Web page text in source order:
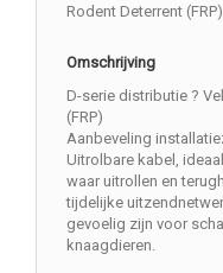
Rodent Deterrent (FRP)
Omschrijving
D-serie distributie ?
(FRP)
Aanbeveling
Uitrolbare kabel,
waar uitrollen en
tijdelijke
gevoelig zijn voor
knaagdieren.